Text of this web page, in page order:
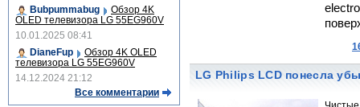
LG Philips LCD понесла
Bubpummabug
Обзор 4K
OLED телевизора LG 55EG960V
10.01.2025 08:41
DianeFup
Обзор 4K OLED
телевизора LG 55EG960V
14.12.2024 21:12
Все комментарии